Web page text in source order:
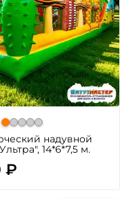
надувной
14*6*7,5 м.
₽